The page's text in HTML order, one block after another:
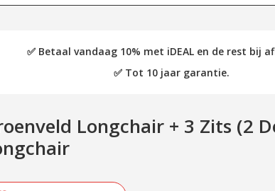
✅ Betaal vandaag 10% met iDEAL en de rest bij
✅ Tot 10 jaar garantie.
Longchair + 3 Zits (2